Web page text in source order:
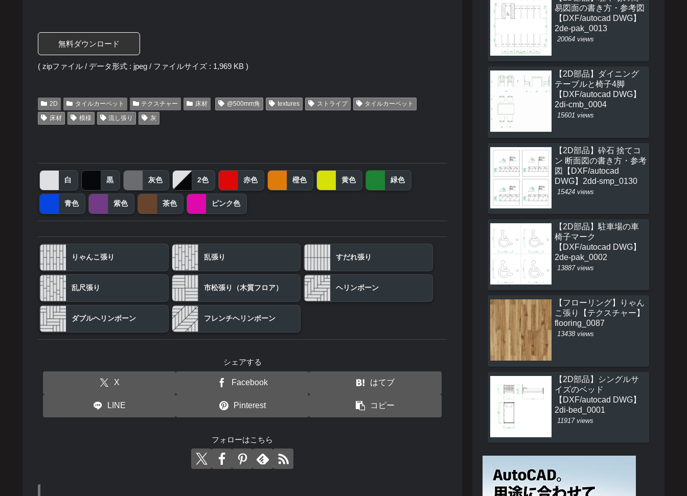
無料ダウンロード
( zipファイル / データ形式 : jpeg / ファイルサイズ : 1,969 KB )
2D タイルカーペット テクスチャー 床材 @500mm角 textures ストライプ
タイルカーペット
床材
模様 流し張り 灰
白 黒 灰色 2色 赤色 橙色 黄色 緑色
青色 紫色 茶色 ピンク色
りゃんこ張り 乱張り すだれ張り
乱尺張り 市松張り（木質フロア） ヘリンボーン
ダブルヘリンボーン フレンチヘリンボーン
シェアする
X Facebook はてブ
LINE Pinterest コピー
フォローはこちら
易図面の書き方・参考図
【DXF/autocad DWG】
2de-pak_0013
20064 views
【2D部品】ダイニング
テーブルと椅子4脚
【DXF/autocad DWG】
2di-cmb_0004
15601 views
【2D部品】砕石 捨てコ
ン 断面図の書き方・参考
図【DXF/autocad
DWG】2dd-smp_0130
15424 views
【2D部品】駐車場の車
椅子マーク
【DXF/autocad DWG】
2de-pak_0002
13887 views
【フローリング】りゃん
こ張り【テクスチャー】
flooring_0087
13438 views
【2D部品】シングルサ
イズのベッド
【DXF/autocad DWG】
2di-bed_0001
11917 views